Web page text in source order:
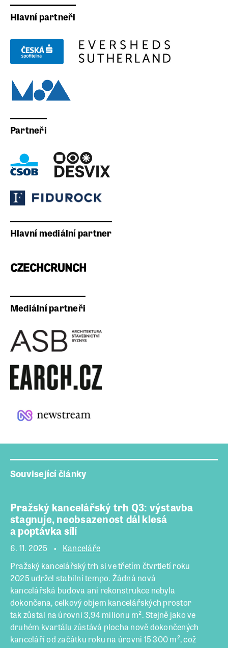
Hlavní partneři
Partneři
Hlavní mediální partner
Mediální partneři
Související články
Pražský kancelářský trh Q3: výstavba
stagnuje, neobsazenost dál klesá
a poptávka sílí
6. 11. 2025
Kanceláře
Pražský kancelářský trh si ve třetím čtvrtletí roku
2025 udržel stabilní tempo. Žádná nová
kancelářská budova ani rekonstrukce nebyla
dokončena, celkový objem kancelářských prostor
tak zůstal na úrovni 3,94 milionu m². Stejně jako ve
druhém kvartálu zůstává plocha nově dokončených
kanceláří od začátku roku na úrovni 15 300 m², což